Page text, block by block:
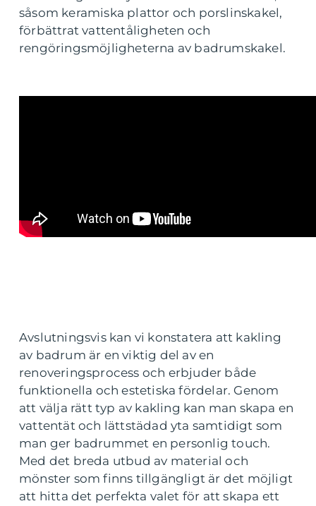
såsom keramiska plattor och porslinskakel,
förbättrat vattentåligheten och
rengöringsmöjligheterna av badrumskakel.
Avslutningsvis kan vi konstatera att kakling
av badrum är en viktig del av en
renoveringsprocess och erbjuder både
funktionella och estetiska fördelar. Genom
att välja rätt typ av kakling kan man skapa en
vattentät och lättstädad yta samtidigt som
man ger badrummet en personlig touch.
Med det breda utbud av material och
mönster som finns tillgängligt är det möjligt
att hitta det perfekta valet för att skapa ett